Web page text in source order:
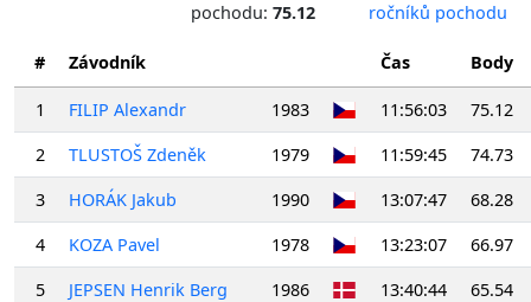
pochodu:75.12
ročníků pochodu
# Závodník Čas Body
1 FILIP Alexandr 1983 11:56:03
75.12
2
TLUSTOŠ Zdeněk 1979 11:59:45
74.73
3
HORÁK Jakub 1990 13:07:47
68.28
4
KOZA Pavel 1978 13:23:07
66.97
5
JEPSEN Henrik Berg 1986 13:40:44
65.54